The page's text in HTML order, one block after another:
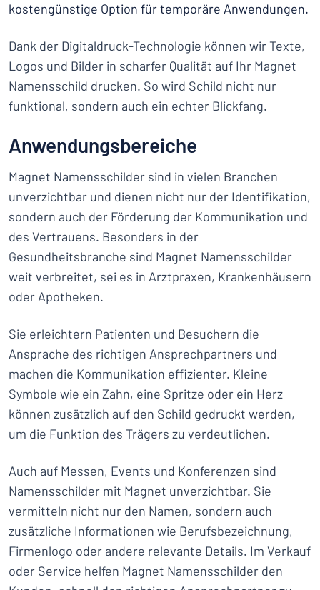
kostengünstige Option für temporäre Anwendungen.
Dank der Digitaldruck-Technologie können wir Texte,
Logos und Bilder in scharfer Qualität auf Ihr Magnet
Namensschild drucken. So wird Schild nicht nur
funktional, sondern auch ein echter Blickfang.
Anwendungsbereiche
Magnet Namensschilder sind in vielen Branchen
unverzichtbar und dienen nicht nur der Identifikation,
sondern auch der Förderung der Kommunikation und
des Vertrauens. Besonders in der
Gesundheitsbranche sind Magnet Namensschilder
weit verbreitet, sei es in Arztpraxen, Krankenhäusern
oder Apotheken.
Sie erleichtern Patienten und Besuchern die
Ansprache des richtigen Ansprechpartners und
machen die Kommunikation effizienter. Kleine
Symbole wie ein Zahn, eine Spritze oder ein Herz
können zusätzlich auf den Schild gedruckt werden,
um die Funktion des Trägers zu verdeutlichen.
Auch auf Messen, Events und Konferenzen sind
Namensschilder mit Magnet unverzichtbar. Sie
vermitteln nicht nur den Namen, sondern auch
zusätzliche Informationen wie Berufsbezeichnung,
Firmenlogo oder andere relevante Details. Im Verkauf
oder Service helfen Magnet Namensschilder den